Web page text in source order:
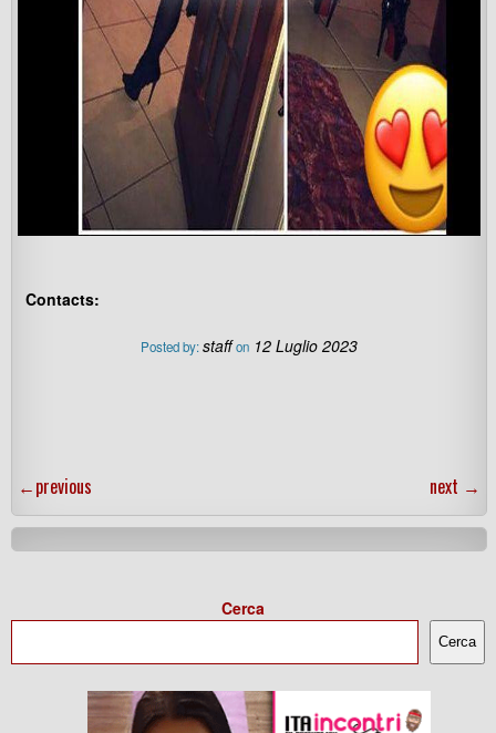
Contacts:
Posted by:staff on 12 Luglio 2023
←previous next →
Cerca
Cerca